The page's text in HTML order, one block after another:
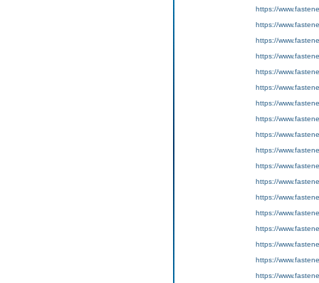
https://
https://
https://
https://
https://
https://
https://
https://
https://
https://
https://
https://
https://
https://
https://
https://
https://
https://